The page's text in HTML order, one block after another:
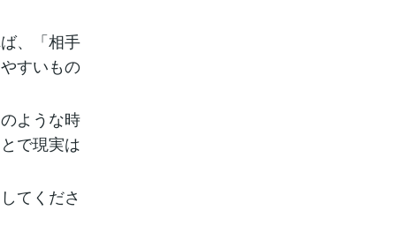
、「相手
すいもの
ような時
で現実は
てくださ